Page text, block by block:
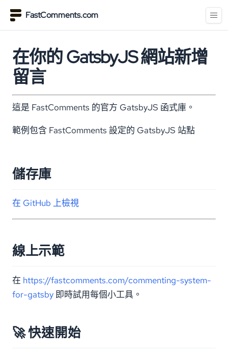
FastComments.com
在你的 GatsbyJS 網站新增
留言
這是 FastComments 的官方 GatsbyJS 函式庫。
範例包含 FastComments 設定的 GatsbyJS 站點
儲存庫
在 GitHub 上檢視
線上示範
在 https://fastcomments.com/commenting-system-
for-gatsby 即時試用每個小工具。
🚀 快速開始